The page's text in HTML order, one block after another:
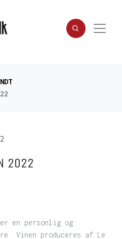
2022
er en personlig og
Vinen produceres af Le